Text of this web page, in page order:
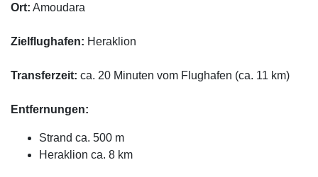
Ort: Amoudara
Zielflughafen: Heraklion
Transferzeit: ca. 20 Minuten vom Flughafen (ca. 11 km)
Entfernungen:
Strand ca. 500 m
Heraklion ca. 8 km